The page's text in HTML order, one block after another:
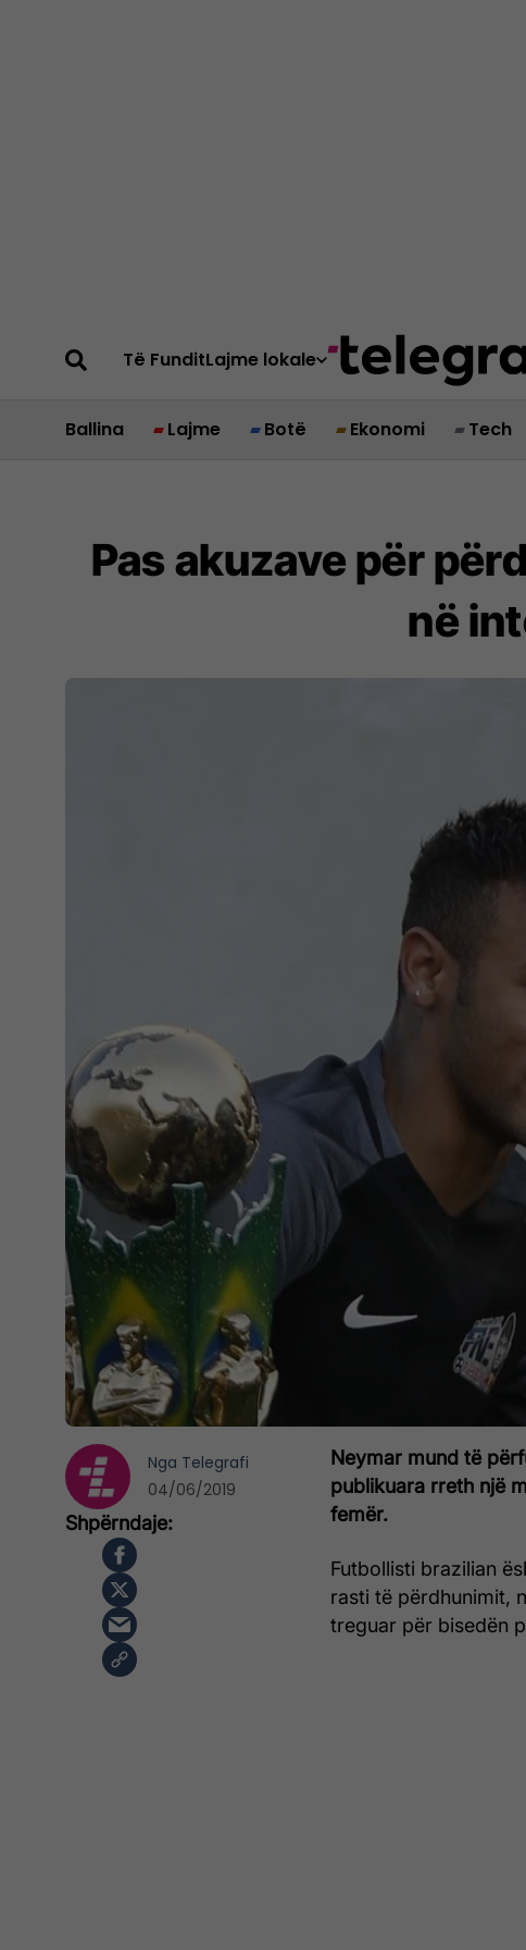
Të FunditLajme lokale
Ballina Lajme Botë Ekonomi Tech
Pas akuzave për
në
Neymar mund të
publikuara rreth një
femër.
Futbollisti brazilian
rasti të përdhunimit,
treguar për bisedën
Nga Telegrafi
04/06/2019